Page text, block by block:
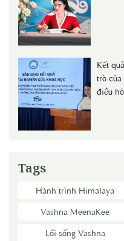
Kết
trò
điều
Tags
Hành trình Himalaya
Vashna MeenaKee
Lối sống Vashna